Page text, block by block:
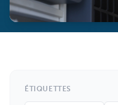
ÉTIQUETTES